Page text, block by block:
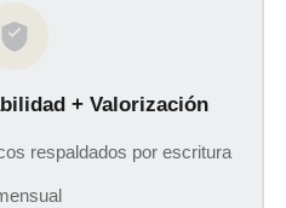
+ Valorización
respaldados por escritura